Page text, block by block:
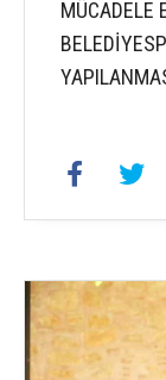
MÜCADELE